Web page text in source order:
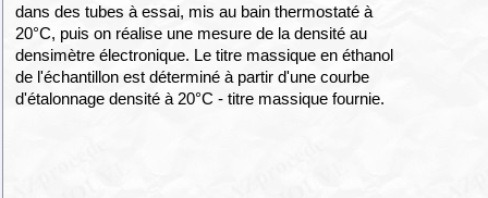
dans des tubes à essai, mis au bain thermostaté à
20°C, puis on réalise une mesure de la densité au
densimètre électronique. Le titre massique en éthanol
de l'échantillon est déterminé à partir d'une courbe
d'étalonnage densité à 20°C - titre massique fournie.